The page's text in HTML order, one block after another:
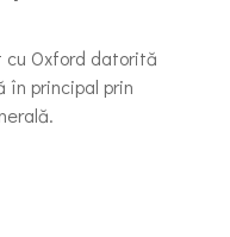
cu Oxford datorită
principal prin